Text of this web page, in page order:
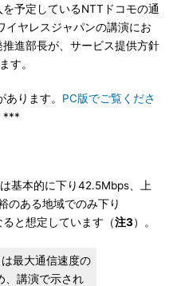
予定しているNTTドコモの通
イヤレスジャパンの講演にお
進部長が、サービス提供方針
す。
ります。 PC版でご覧くださ
***
基本的に下り42.5Mbps、上
のある地域でのみ下り
と想定しています（注3）。
最大通信速度の
、講演で示され